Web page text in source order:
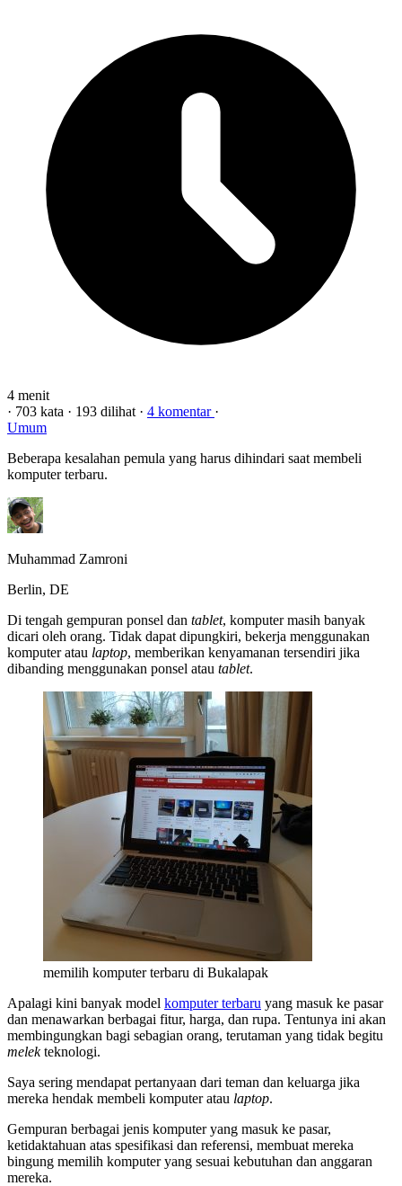
4 menit
· 703 kata · 193 dilihat · 4 komentar ·
Umum
Beberapa kesalahan pemula yang harus dihindari saat membeli
komputer terbaru.
Muhammad Zamroni
Berlin, DE
Di tengah gempuran ponsel dan tablet, komputer masih banyak
dicari oleh orang. Tidak dapat dipungkiri, bekerja menggunakan
komputer atau laptop, memberikan kenyamanan tersendiri jika
dibanding menggunakan ponsel atau tablet.
memilih komputer terbaru di Bukalapak
Apalagi kini banyak model komputer terbaru yang masuk ke pasar
dan menawarkan berbagai fitur, harga, dan rupa. Tentunya ini akan
membingungkan bagi sebagian orang, terutaman yang tidak begitu
melekteknologi.
Saya sering mendapat pertanyaan dari teman dan keluarga jika
mereka hendak membeli komputer atau laptop.
Gempuran berbagai jenis komputer yang masuk ke pasar,
ketidaktahuan atas spesifikasi dan referensi, membuat mereka
bingung memilih komputer yang sesuai kebutuhan dan anggaran
mereka.